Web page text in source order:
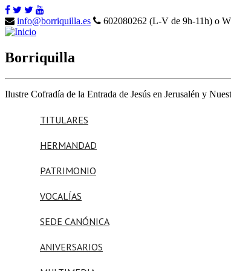
info@borriquilla.es 602080262 (L-V de 9h-11h) o
Borriquilla
Ilustre Cofradía de la Entrada de Jesús en Jerusalén y
TITULARES
Nuestro Padre Jesús en
Paz
HERMANDAD
Junta de Gobierno
Noticias
PATRIMONIO
Ajuar de Nuestros
VOCALÍAS
SEDE CANÓNICA
Iglesia parroquial de
ANIVERSARIOS